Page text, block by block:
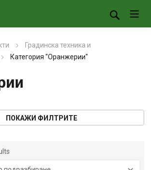
Градинска техника и
Категория "Оранжерии"
ПОКАЖИ ФИЛТРИТЕ